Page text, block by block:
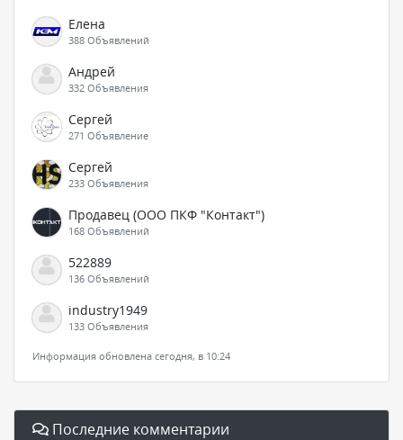
Елена
388 Объявлений
Андрей
332 Объявления
Сергей
271 Объявление
Сергей
233 Объявления
Продавец (ООО ПКФ "Контакт")
168 Объявлений
522889
136 Объявлений
industry1949
133 Объявления
Информация обновлена сегодня, в 10:24
Последние комментарии